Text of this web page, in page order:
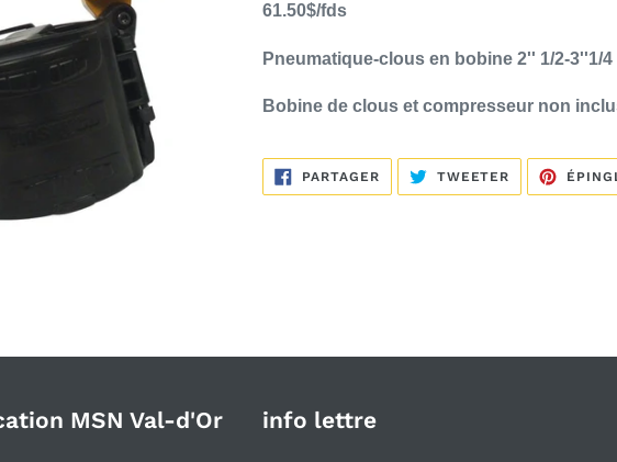
61.50$/fds
Pneumatique-clous en bobine 2'' 1/2-3''1/4
Bobine de clous et compresseur non
PARTAGERPARTAGER
FACEBOOK
TWEETER TWEETER
TWITTER
MSN Val-d'Or info lettre